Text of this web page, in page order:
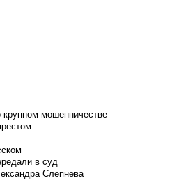
крупном мошенничестве
в суд
Слепнева